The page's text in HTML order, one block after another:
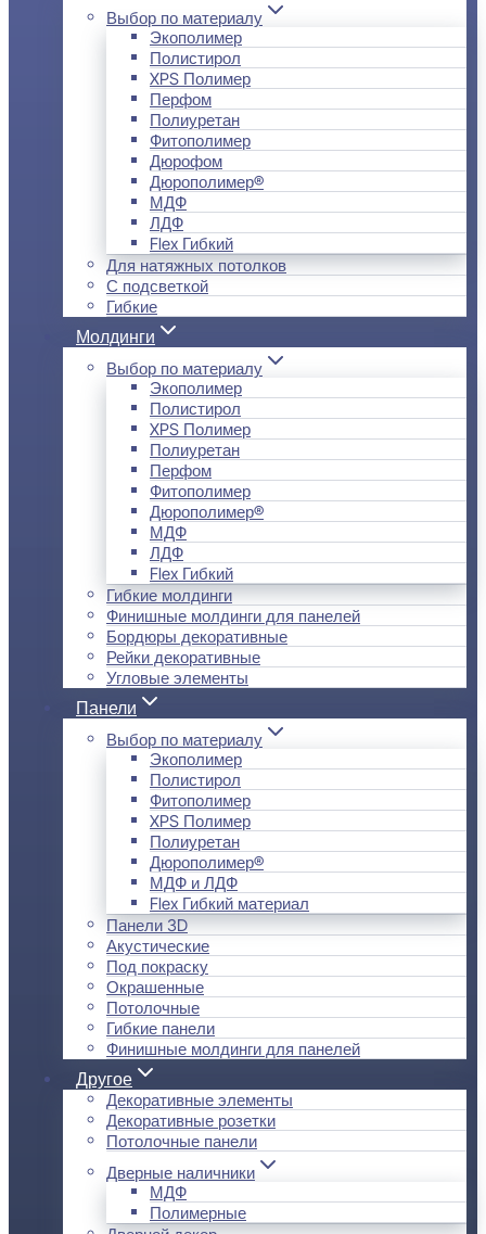
Выбор по материалу
Экополимер
Полистирол
XPS Полимер
Перфом
Полиуретан
Фитополимер
Дюрофом
Дюрополимер®
МДФ
ЛДФ
Flex Гибкий
Для натяжных потолков
С подсветкой
Гибкие
Молдинги
Выбор по материалу
Экополимер
Полистирол
XPS Полимер
Полиуретан
Перфом
Фитополимер
Дюрополимер®
МДФ
ЛДФ
Flex Гибкий
Гибкие молдинги
Финишные молдинги для панелей
Бордюры декоративные
Рейки декоративные
Угловые элементы
Панели
Выбор по материалу
Экополимер
Полистирол
Фитополимер
XPS Полимер
Полиуретан
Дюрополимер®
МДФ и ЛДФ
Flex Гибкий материал
Панели 3D
Акустические
Под покраску
Окрашенные
Потолочные
Гибкие панели
Финишные молдинги для панелей
Другое
Декоративные элементы
Декоративные розетки
Потолочные панели
Дверные наличники
МДФ
Полимерные